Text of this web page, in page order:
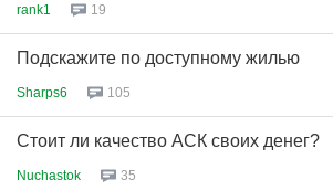
rank1 19
Подскажите по доступному жилью
Sharps6 105
Стоит ли качество АСК своих денег?
Nuchastok 35